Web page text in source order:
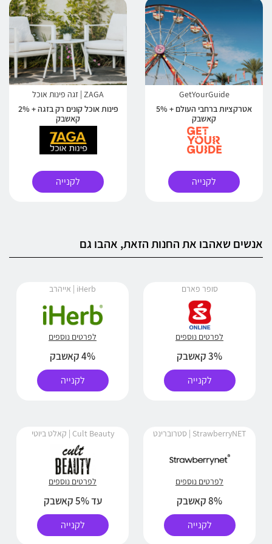
GetYourGuide
אטרקציות ברחבי העולם + 5%
קאשבק
לקנייה
ZAGA | זגה פינות אוכל
פינות אוכל קונים רק בזגה + 2%
קאשבק
לקנייה
אנשים שאהבו את החנות הזאת, אהבו גם
סופר פארם
לפרטים נוספים
3% קאשבק
לקנייה
iHerb | אייהרב
לפרטים נוספים
4% קאשבק
לקנייה
StrawberryNET | סטרוברינט
לפרטים נוספים
8% קאשבק
לקנייה
Cult Beauty | קאלט ביוטי
לפרטים נוספים
עד 5% קאשבק
לקנייה